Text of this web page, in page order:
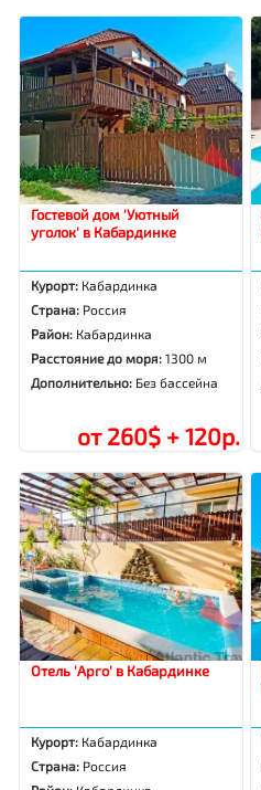
Гостевой дом 'Уютный
уголок' в Кабардинке
Курорт: Кабардинка
Страна: Россия
Район: Кабардинка
Расстояние до моря:1300 м
Дополнительно: Без бассейна
от 260$ + 120р.
Отель 'Арго' в Кабардинке
Курорт: Кабардинка
Страна: Россия